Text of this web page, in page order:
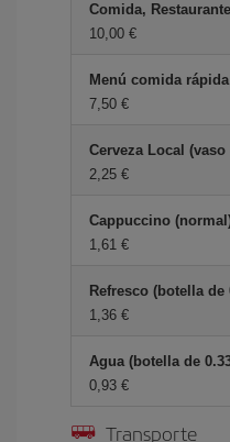
Comida,
10,00 €
Menú comida rápida
7,50 €
Cerveza Local
2,25 €
Cappuccino
1,61 €
Refresco (botella
1,36 €
Agua (botella de
0,93 €
Transporte